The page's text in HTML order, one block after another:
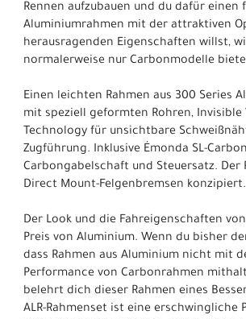
Rennen aufzubauen und du dafür
Aluminiumrahmen mit der attraktiven
herausragenden Eigenschaften willst,
normalerweise nur Carbonmodelle
Einen leichten Rahmen aus 300 Series
mit speziell geformten Rohren, Invisible
Technology für unsichtbare
Zugführung. Inklusive Émonda SL-
Carbongabelschaft und Steuersatz. Der
Direct Mount-Felgenbremsen konzipiert.
Der Look und die Fahreigenschaften
Preis von Aluminium. Wenn du bisher
dass Rahmen aus Aluminium nicht mit
Performance von Carbonrahmen
belehrt dich dieser Rahmen eines
ALR-Rahmenset ist eine erschwingliche